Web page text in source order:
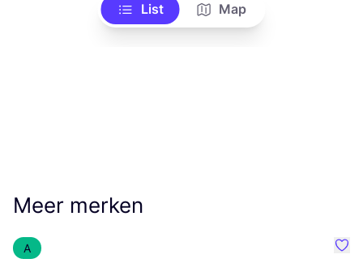
List Map
Meer merken
A